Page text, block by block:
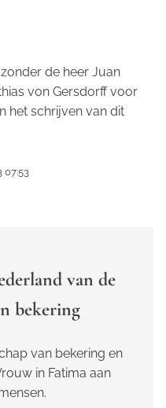
de heer Juan
von Gersdorff voor
het schrijven van dit
07:53
van de
bekering
van bekering en
in Fatima aan